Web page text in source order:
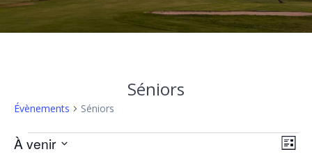
Séniors
Évènements Séniors
Évènements
N
N
Liste
À venir